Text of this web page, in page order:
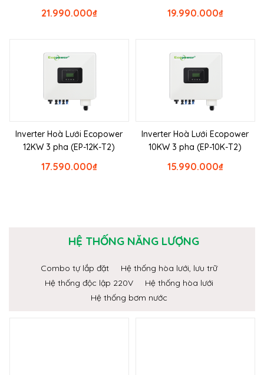
₫
21.990.000 ₫
19.990.000
Inverter Hoà Lưới Ecopower
12KW 3 pha (EP-12K-T2)
₫
17.590.000
Inverter Hoà Lưới Ecopower
10KW 3 pha (EP-10K-T2)
₫
15.990.000
HỆ THỐNG NĂNG LƯỢNG
Combo tự lắp đặt
Hệ thống hòa lưới, lưu trữ
Hệ thống độc lập 220V
Hệ thống hòa lưới
Hệ thống bơm nước